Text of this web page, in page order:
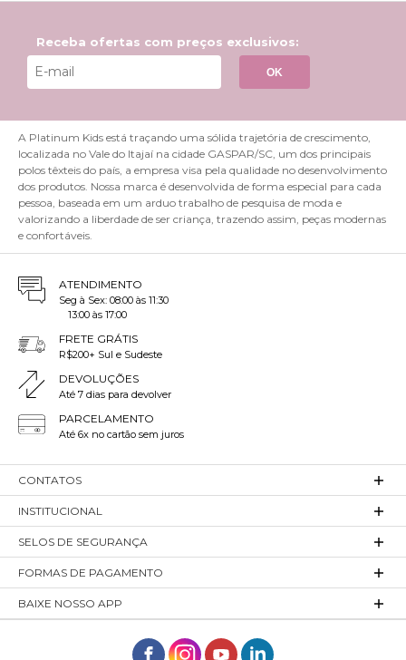
Receba ofertas com preços exclusivos:
OK
A Platinum Kids está traçando uma sólida trajetória de crescimento,
localizada no Vale do Itajaí na cidade GASPAR/SC, um dos principais
polos têxteis do país, a empresa visa pela qualidade no desenvolvimento
dos produtos. Nossa marca é desenvolvida de forma especial para cada
pessoa, baseada em um arduo trabalho de pesquisa de moda e
valorizando a liberdade de ser criança, trazendo assim, peças modernas
e confortáveis.
ATENDIMENTO
Seg à Sex: 08:00 às 11:30
13:00 às 17:00
FRETE GRÁTIS
R$200+ Sul e Sudeste
DEVOLUÇÕES
Até 7 dias para devolver
PARCELAMENTO
Até 6x no cartão sem juros
CONTATOS
INSTITUCIONAL
SELOS DE SEGURANÇA
FORMAS DE PAGAMENTO
BAIXE NOSSO APP